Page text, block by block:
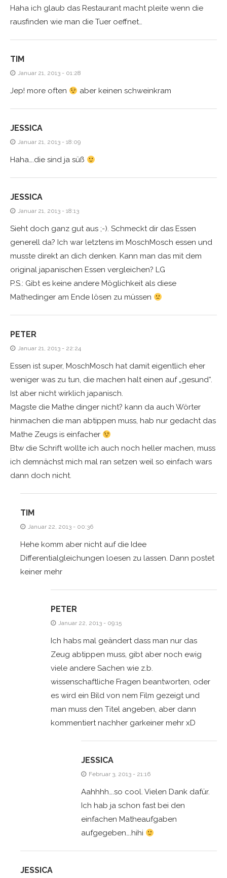
Haha ich glaub das Restaurant macht pleite wenn die
rausfinden wie man die Tuer oeffnet…
TIM
Januar 21, 2013 - 01:28
Jep! more often aber keinen schweinkram
JESSICA
Januar 21, 2013 - 18:09
Haha….die sind ja süß
JESSICA
Januar 21, 2013 - 18:13
Sieht doch ganz gut aus ;-). Schmeckt dir das Essen
generell da? Ich war letztens im MoschMosch essen und
musste direkt an dich denken. Kann man das mit dem
original japanischen Essen vergleichen? LG
P.S.: Gibt es keine andere Möglichkeit als diese
Mathedinger am Ende lösen zu müssen
PETER
Januar 21, 2013 - 22:24
Essen ist super, MoschMosch hat damit eigentlich eher
weniger was zu tun, die machen halt einen auf „gesund“.
Ist aber nicht wirklich japanisch.
Magste die Mathe dinger nicht? kann da auch Wörter
hinmachen die man abtippen muss, hab nur gedacht das
Mathe Zeugs is einfacher
Btw die Schrift wollte ich auch noch heller machen, muss
ich demnächst mich mal ran setzen weil so einfach wars
dann doch nicht.
TIM
Januar 22, 2013 - 00:36
Hehe komm aber nicht auf die Idee
Differentialgleichungen loesen zu lassen. Dann postet
keiner mehr
PETER
Januar 22, 2013 - 09:15
Ich habs mal geändert dass man nur das
Zeug abtippen muss, gibt aber noch ewig
viele andere Sachen wie z.b.
wissenschaftliche Fragen beantworten, oder
es wird ein Bild von nem Film gezeigt und
man muss den Titel angeben, aber dann
kommentiert nachher garkeiner mehr xD
JESSICA
Februar 3, 2013 - 21:16
Aahhhh….so cool. Vielen Dank dafür.
Ich hab ja schon fast bei den
einfachen Matheaufgaben
aufgegeben….hihi
JESSICA